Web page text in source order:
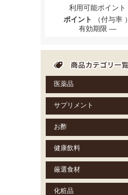
利用可能ポイント
ポイント
（付与率 ）
有効期限
医薬品
サプリメント
お酢
健康飲料
厳選食材
化粧品